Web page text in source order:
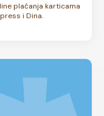
plaćanja karticama
i Dina.